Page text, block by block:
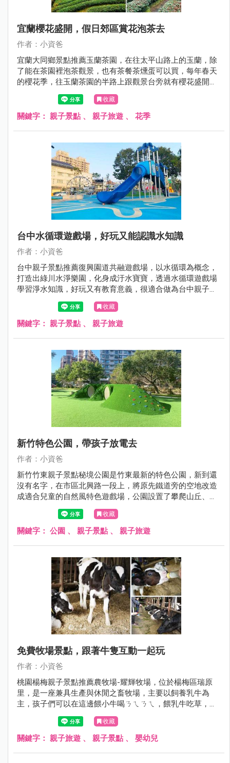
宜蘭櫻花盛開，假日郊區賞花泡茶去
作者：小資爸
宜蘭大同鄉景點推薦玉蘭茶園，在往太平山路上的玉蘭，除
了能在茶園裡泡茶觀景，也有茶餐茶燻蛋可以買，每年春天
的櫻花季，往玉蘭茶園的半路上跟觀景台旁就有櫻花盛開，
搭配茶園翠綠的風貌，景色秀麗! 很適合過年期間及假日來
此品茗，搭配附近的崙埤河濱公園，就是很棒的宜蘭走春半
日遊一日遊景點呦，現在就跟著小資爸一起來宜蘭大同鄉的
收藏
關鍵字： 親子景點 、 親子旅遊 、 花季
台中水循環遊戲場，好玩又能認識水知識
作者：小資爸
台中親子景點推薦復興園道共融遊戲場，以水循環為概念，
打造出綠川水淨樂園，化身成汙水寶寶，透過水循環遊戲場
學習淨水知識，好玩又有教育意義，很適合做為台中親子一
日遊景點呦~現在就跟著小資爸一起來玩台中的復興園道共
融遊戲場吧！
收藏
關鍵字： 親子景點 、 親子旅遊
新竹特色公園，帶孩子放電去
作者：小資爸
新竹竹東親子景點秘境公園是竹東最新的特色公園，新到還
沒有名字，在市區北興路一段上，將原先鐵道旁的空地改造
成適合兒童的自然風特色遊戲場，公園設置了攀爬山丘、水
管涵洞山丘、木質跳樁、蝴蝶形攀爬架、闖關遊戲組、滾輪
溜滑梯、旋轉杯、鳥巢鞦韆跟圓盤鞦韆等設施，孩子們可以
在公園裡光著腳自由奔跑，爬上山丘再滑下來，讓閒置的空
收藏
關鍵字： 公園 、 親子景點 、 親子旅遊
免費牧場景點，跟著牛隻互動一起玩
作者：小資爸
桃園楊梅親子景點推薦農牧場-耀輝牧場，位於楊梅區瑞原
里，是一座兼具生產與休閒之畜牧場，主要以飼養乳牛為
主，孩子們可以在這邊餵小牛喝ㄋㄟㄋㄟ，餵乳牛吃草，還
可以看見酪農擠乳的過程，相當有教育意義，除此之外也能
購買鮮奶、鮮奶茶、鮮乳奶酪、鮮乳饅頭等乳製產品，園內
也有簡易的溜滑梯可以玩 ，超適合桃園楊梅親子遊、一日遊
收藏
關鍵字： 親子旅遊 、 親子景點 、 嬰幼兒